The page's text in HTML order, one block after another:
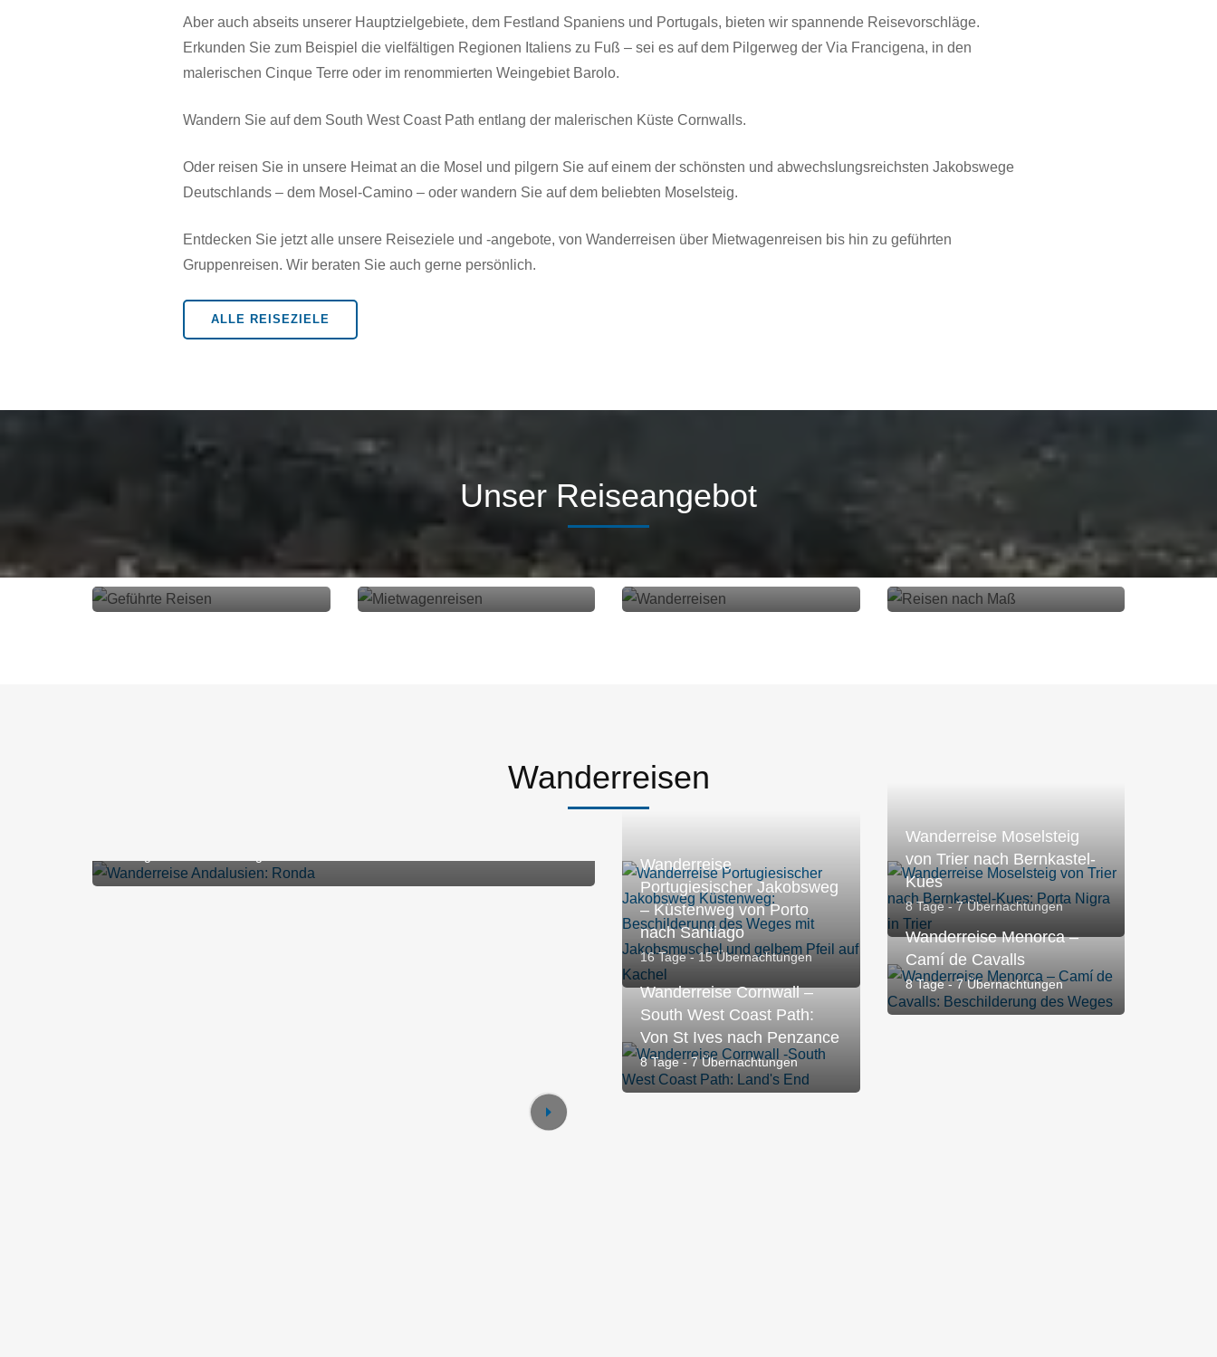
Aber auch abseits unserer Hauptzielgebiete, dem Festland Spaniens und Portugals, bieten wir spannende Reisevorschläge.
Erkunden Sie zum Beispiel die vielfältigen Regionen Italiens zu Fuß – sei es auf dem Pilgerweg der Via Francigena, in den
malerischen Cinque Terre oder im renommierten Weingebiet Barolo.
Wandern Sie auf dem South West Coast Path entlang der malerischen Küste Cornwalls.
Oder reisen Sie in unsere Heimat an die Mosel und pilgern Sie auf einem der schönsten und abwechslungsreichsten Jakobswege
Deutschlands – dem Mosel-Camino – oder wandern Sie auf dem beliebten Moselsteig.
Entdecken Sie jetzt alle unsere Reiseziele und -angebote, von Wanderreisen über Mietwagenreisen bis hin zu geführten
Gruppenreisen. Wir beraten Sie auch gerne persönlich.
ALLE REISEZIELE
Unser Reiseangebot
Geführte Reisen Reisen nach Maß
Wanderreisen
Wanderreise Andalusien – Ronda
Wandern auf dem Küstenpfad
Cornwall – 5 Tage
5 Tage - 4 Übernachtungen
Wanderreise
Portugiesischer Jakobsweg
– Küstenweg von Porto
nach Santiago
16 Tage - 15 Übernachtungen
Wanderreise Moselsteig
von Trier nach Bernkastel-
Kues
8 Tage - 7 Übernachtungen
Wanderreise Menorca –
Camí de Cavalls
8 Tage - 7 Übernachtungen
Wanderreise Cornwall –
South West Coast Path:
Von St Ives nach Penzance
8 Tage - 7 Übernachtungen